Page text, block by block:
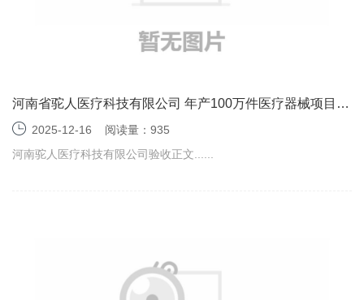
河南省驼人医疗科技有限公司 年产100万件医疗器械项目
（一期） 竣工环境保护验收监测报告表
2025-12-16
阅读量：935
河南驼人医疗科技有限公司验收正文......